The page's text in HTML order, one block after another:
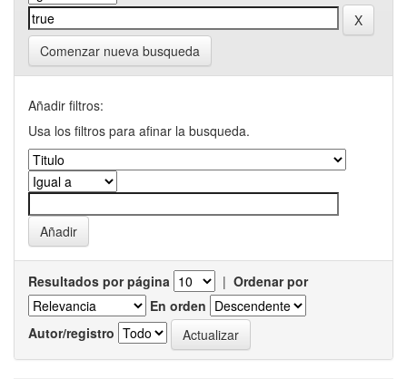
Comenzar nueva busqueda
Añadir filtros:
Usa los filtros para afinar la busqueda.
Resultados por página | Ordenar por
En orden
Autor/registro